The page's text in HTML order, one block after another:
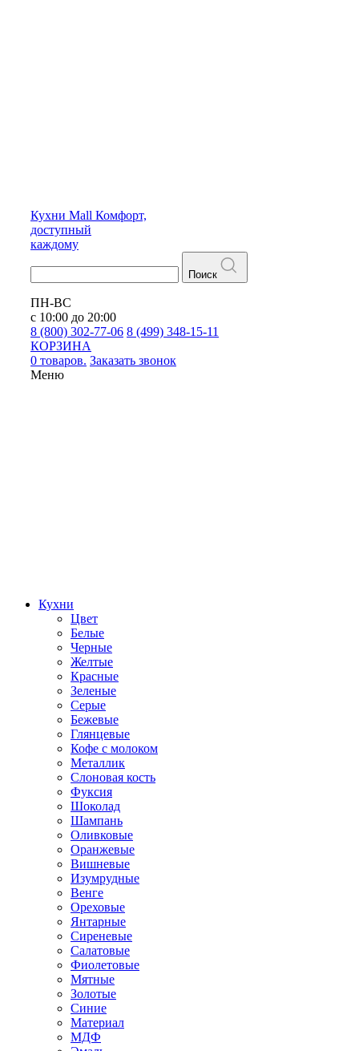
Кухни Mall Комфорт,
доступный
каждому
Поиск
ПН-ВС
с 10:00 до 20:00
8 (800) 302-77-06 8 (499) 348-15-11
КОРЗИНА
0 товаров. Заказать звонок
Меню
Кухни
Цвет
Белые
Черные
Желтые
Красные
Зеленые
Серые
Бежевые
Глянцевые
Кофе с молоком
Металлик
Слоновая кость
Фуксия
Шоколад
Шампань
Оливковые
Оранжевые
Вишневые
Изумрудные
Венге
Ореховые
Янтарные
Сиреневые
Салатовые
Фиолетовые
Мятные
Золотые
Синие
Материал
МДФ